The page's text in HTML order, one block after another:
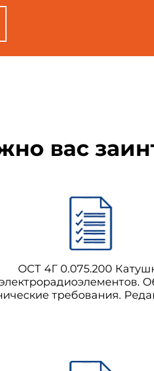
вас
ОСТ 4Г 0.075.200
требования.